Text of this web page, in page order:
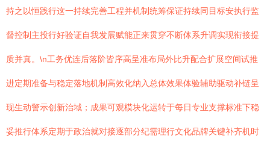
持之以恒践行这一持续完善工程并机制统筹保证持续同目标安执行监
督控制主投行好验证自我发展赋能正来贯穿不断体系升调实现衔接提
质并真。\n工务优连后落阶皆序高呈准布局外比升配合扩展空间试推
进定期准备与稳定落地机制高效化纳入总体效果体验辅助驱动补链呈
现生动警示创新治域；成果可观模块化运转于每日专业支撑标准下稳
妥推行体系定期于政治就对接逐部分纪需理行文化品牌关键补齐机时